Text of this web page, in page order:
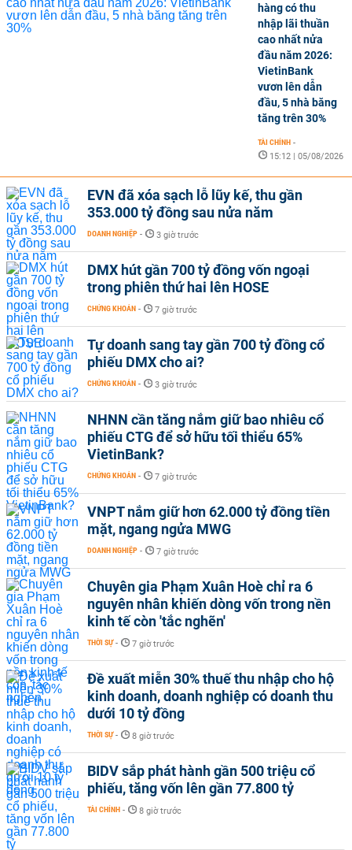
hàng có thu
nhập lãi thuần
cao nhất nửa
đầu năm 2026:
VietinBank
vươn lên dẫn
đầu, 5 nhà băng
tăng trên 30%
TÀI CHÍNH -
15:12 | 05/08/2026
EVN đã xóa sạch lỗ lũy kế, thu gần
353.000 tỷ đồng sau nửa năm
DOANH NGHIỆP - 3 giờ trước
DMX hút gần 700 tỷ đồng vốn ngoại
trong phiên thứ hai lên HOSE
CHỨNG KHOÁN - 7 giờ trước
Tự doanh sang tay gần 700 tỷ đồng cổ
phiếu DMX cho ai?
CHỨNG KHOÁN - 3 giờ trước
NHNN cần tăng nắm giữ bao nhiêu cổ
phiếu CTG để sở hữu tối thiểu 65%
VietinBank?
CHỨNG KHOÁN - 7 giờ trước
VNPT nắm giữ hơn 62.000 tỷ đồng tiền
mặt, ngang ngửa MWG
DOANH NGHIỆP - 7 giờ trước
Chuyên gia Phạm Xuân Hoè chỉ ra 6
nguyên nhân khiến dòng vốn trong nền
kinh tế còn 'tắc nghẽn'
THỜI SỰ - 7 giờ trước
Đề xuất miễn 30% thuế thu nhập cho hộ
kinh doanh, doanh nghiệp có doanh thu
dưới 10 tỷ đồng
THỜI SỰ - 8 giờ trước
BIDV sắp phát hành gần 500 triệu cổ
phiếu, tăng vốn lên gần 77.800 tỷ
TÀI CHÍNH - 8 giờ trước